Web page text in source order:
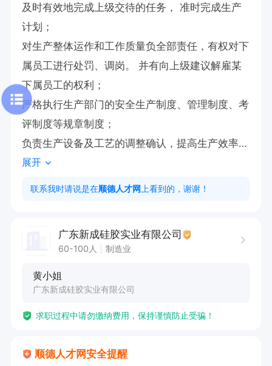
及时有效地完成上级交待的任务， 准时完成生产
计划；
对生产整体运作和工作质量负全部责任，有权对下
属员工进行处罚、调岗。 并有向上级建议解雇某
下属员工的权利；
严格执行生产部门的安全生产制度、管理制度、考
评制度等规章制度；
负责生产设备及工艺的调整确认，提高生产效率和
产品质量工作，持续改进工作方法、提高工作效
率；
协助生产主任进行ISO9001、JIT生产、现场6S 等
负责直接与员工沟通和直接引导员工的思想教育工
生的整治工作；
努力学习有关技术和先进的管理理念，提高管理能
展开
联系我时请说是在顺德人才网 上看到的，谢谢！
广东新成硅胶实业有限公司
60-100人 制造业
黄小姐
广东新成硅胶实业有限公司
求职过程中请勿缴纳费用，保持谨慎防止受骗！
顺德人才网安全提醒